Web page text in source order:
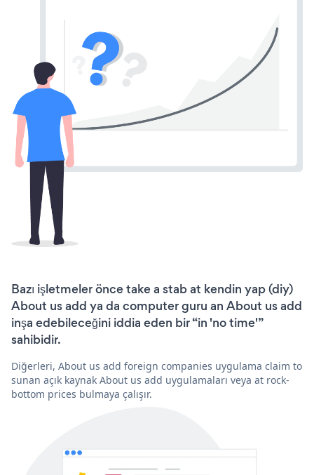
Bazı işletmeler önce take a stab at kendin yap (diy)
About us add ya da computer guru an About us add
inşa edebileceğini iddia eden bir “in 'no time'”
sahibidir.
Diğerleri, About us add foreign companies uygulama claim to
sunan açık kaynak About us add uygulamaları veya at rock-
bottom prices bulmaya çalışır.